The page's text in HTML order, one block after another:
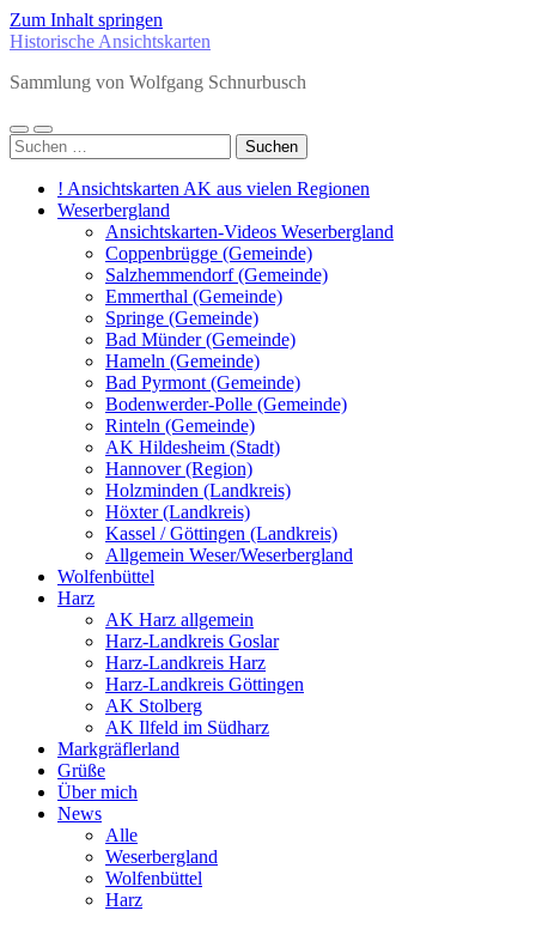
Zum Inhalt springen
Historische Ansichtskarten
Sammlung von Wolfgang Schnurbusch
Mobile-
Menü
Suchfeld
ein-/ausblenden
Suchen
nach:
! Ansichtskarten AK aus vielen Regionen
Weserbergland
Ansichtskarten-Videos Weserbergland
Coppenbrügge (Gemeinde)
Salzhemmendorf (Gemeinde)
Emmerthal (Gemeinde)
Springe (Gemeinde)
Bad Münder (Gemeinde)
Hameln (Gemeinde)
Bad Pyrmont (Gemeinde)
Bodenwerder-Polle (Gemeinde)
Rinteln (Gemeinde)
AK Hildesheim (Stadt)
Hannover (Region)
Holzminden (Landkreis)
Höxter (Landkreis)
Kassel / Göttingen (Landkreis)
Allgemein Weser/Weserbergland
Wolfenbüttel
Harz
AK Harz allgemein
Harz-Landkreis Goslar
Harz-Landkreis Harz
Harz-Landkreis Göttingen
AK Stolberg
AK Ilfeld im Südharz
Markgräflerland
Grüße
Über mich
News
Alle
Weserbergland
Wolfenbüttel
Harz